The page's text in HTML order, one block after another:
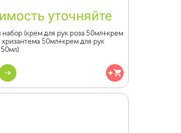
уточняйте
(крем для рук роза 50мл+крем
хризантема 50мл+крем для рук